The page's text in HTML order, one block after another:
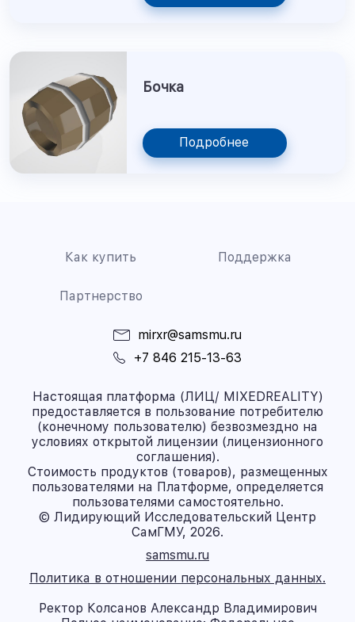
Бочка
Подробнее
Как купить Поддержка
Партнерство
mirxr@samsmu.ru
+7 846 215-13-63
Настоящая платформа (ЛИЦ/ MIXEDREALITY)
предоставляется в пользование потребителю
(конечному пользователю) безвозмездно на
условиях открытой лицензии (лицензионного
соглашения).
Стоимость продуктов (товаров), размещенных
пользователями на Платформе, определяется
пользователями самостоятельно.
© Лидирующий Исследовательский Центр
СамГМУ, 2026.
samsmu.ru
Политика в отношении персональных данных.
Ректор Колсанов Александр Владимирович